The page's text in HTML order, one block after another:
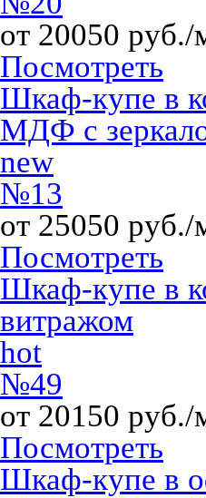
от 20050 руб./
Посмотреть
Шкаф-купе в
МДФ с
new
№13
от 25050 руб./
Посмотреть
Шкаф-купе в
витражом
hot
№49
от 20150 руб./
Посмотреть
Шкаф-купе в